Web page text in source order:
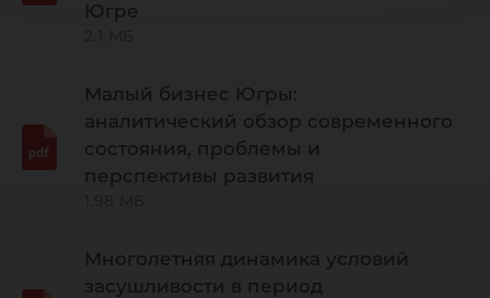
Югре
Малый бизнес Югры:
аналитический обзор современного
состояния, проблемы и
перспективы развития
Многолетняя динамика условий
засушливости в период